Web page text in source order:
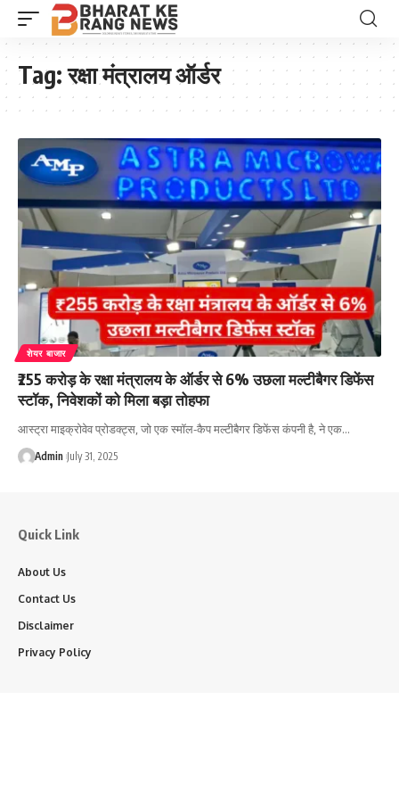
Tag:रक्षा मंत्रालय ऑर्डर
शेयर बाजार
₹255 करोड़ के रक्षा मंत्रालय के ऑर्डर से 6% उछला मल्टीबैगर डिफेंस
स्टॉक, निवेशकों को मिला बड़ा तोहफा
आस्ट्रा माइक्रोवेव प्रोडक्ट्स, जो एक स्मॉल-कैप मल्टीबैगर डिफेंस कंपनी है, ने एक…
Admin July 31, 2025
Quick Link
About Us
Contact Us
Disclaimer
Privacy Policy